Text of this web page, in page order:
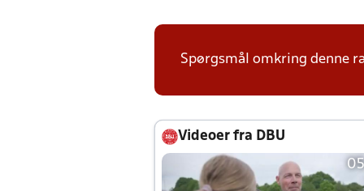
Spørgsmål omkring denne
Videoer fra DBU